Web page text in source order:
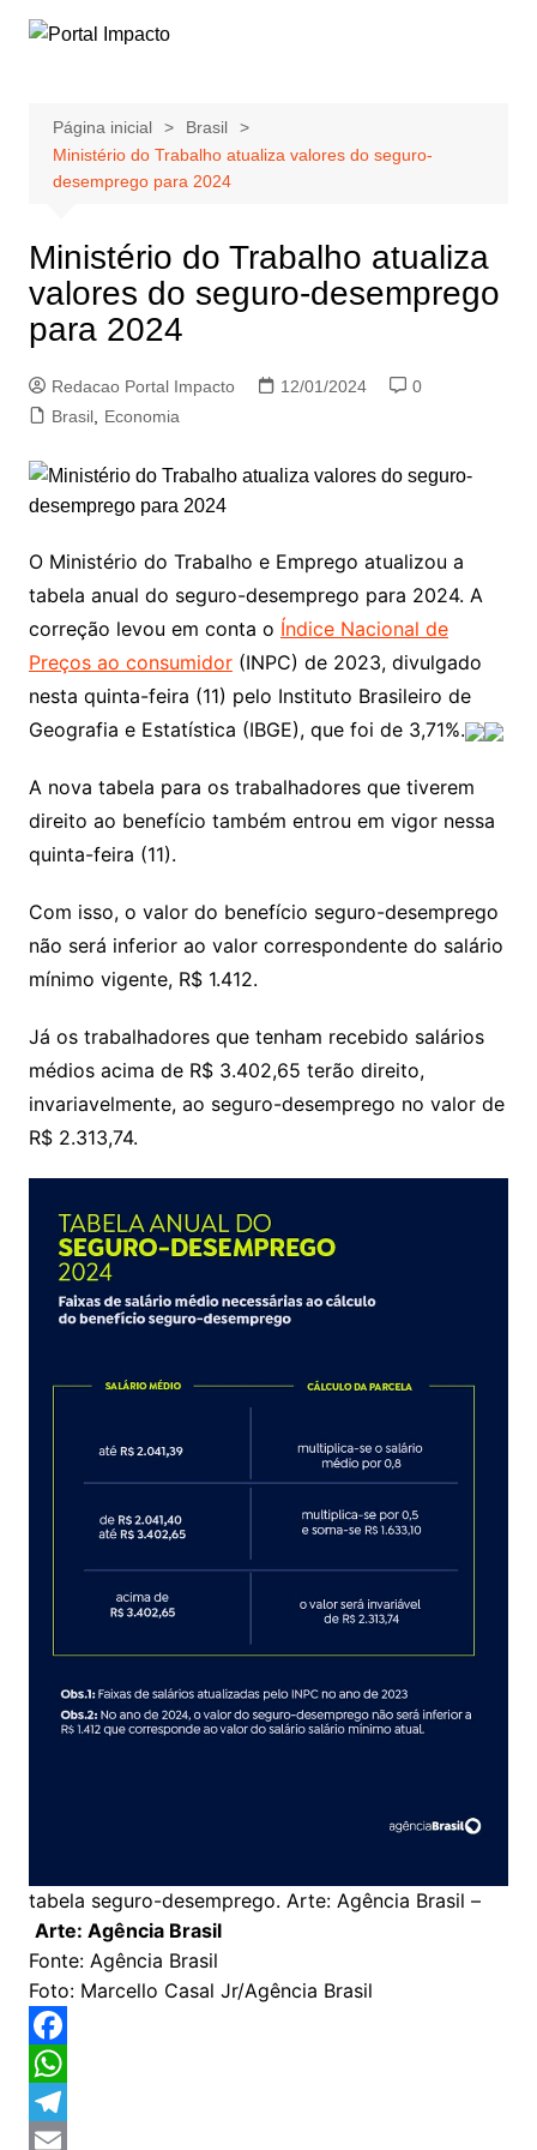
para
Página inicial
Brasil
Ministério do Trabalho atualiza valores do seguro-
desemprego para 2024
Ministério do Trabalho atualiza
valores do seguro-desemprego
para 2024
Redacao Portal Impacto 12/01/2024
0
Brasil, Economia
O Ministério do Trabalho e Emprego atualizou a
tabela anual do seguro-desemprego para 2024. A
correção levou em conta o Índice Nacional de
Preços ao consumidor(INPC) de 2023, divulgado
nesta quinta-feira (11) pelo Instituto Brasileiro de
Geografia e Estatística (IBGE), que foi de 3,71%.
A nova tabela para os trabalhadores que tiverem
direito ao benefício também entrou em vigor nessa
quinta-feira (11).
Com isso, o valor do benefício seguro-desemprego
não será inferior ao valor correspondente do salário
mínimo vigente, R$ 1.412.
Já os trabalhadores que tenham recebido salários
médios acima de R$ 3.402,65 terão direito,
invariavelmente, ao seguro-desemprego no valor de
R$ 2.313,74.
tabela seguro-desemprego. Arte: Agência Brasil –
Arte: Agência Brasil
Fonte: Agência Brasil
Foto: Marcello Casal Jr/Agência Brasil
F
a
c
W
hT